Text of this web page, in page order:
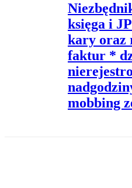
księga i
kary oraz
faktur *
mobbing